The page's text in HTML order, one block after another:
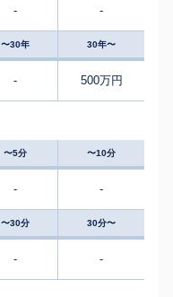
- -
〜30年 30年〜
- 500万円
〜5分 〜10分
- -
〜30分 30分〜
- -